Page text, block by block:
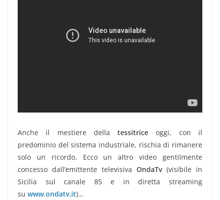
Anche il mestiere dellatessitrice oggi, con il
predominio del sistema industriale, rischia di rimanere
solo un ricordo. Ecco un altro video gentilmente
concesso dall’emittente televisiva OndaTv (visibile in
Sicilia sul canale 85 e in diretta streaming
su www.ondatv.it)…